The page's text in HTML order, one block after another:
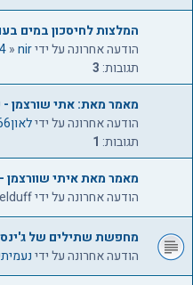
המלצות לחיסכון במים
הודעה אחרונה על ידיnir
«
תגובות: 3
מאמר מאת: אתי שורצמן -
הודעה אחרונה על ידילאון66
תגובות: 1
מאמר מאת איתי שוורצמן
הודעה אחרונה על ידי
מחפשת שתילים של
הודעה אחרונה על ידי